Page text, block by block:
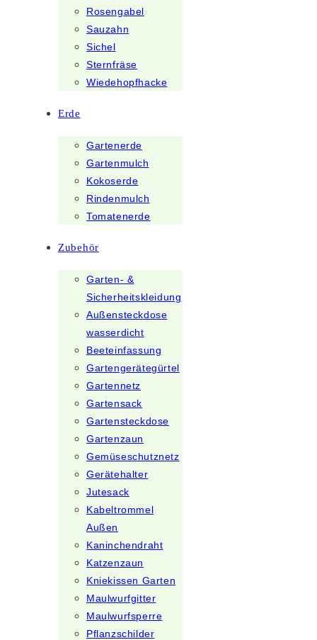
Rosengabel
Sauzahn
Sichel
Sternfräse
Wiedehopfhacke
Erde
Gartenerde
Gartenmulch
Kokoserde
Rindenmulch
Tomatenerde
Zubehör
Garten- &
Sicherheitskleidung
Außensteckdose
wasserdicht
Beeteinfassung
Gartengerätegürtel
Gartennetz
Gartensack
Gartensteckdose
Gartenzaun
Gemüseschutznetz
Gerätehalter
Jutesack
Kabeltrommel
Außen
Kaninchendraht
Katzenzaun
Kniekissen Garten
Maulwurfgitter
Maulwurfsperre
Pflanzschilder